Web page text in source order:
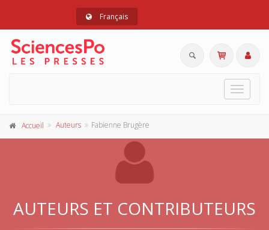
Français
Toggle
Accueil Auteurs Fabienne Brugère
AUTEURS ET CONTRIBUTEURS